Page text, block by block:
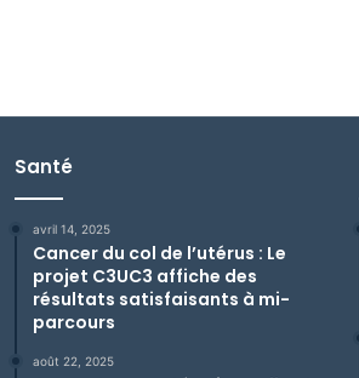
Santé
avril 14, 2025
Cancer du col de l’utérus : Le
projet C3UC3 affiche des
résultats satisfaisants à mi-
parcours
août 22, 2025